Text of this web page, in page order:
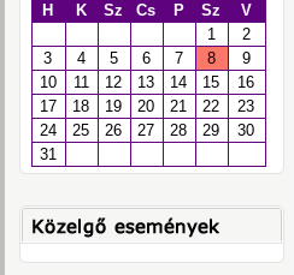
H K Sz Cs P Sz
V
1
2
3
4 5 6 7 8
9
10
11 12 13 14 15
16
17
18 19 20 21 22
23
24
25 26 27 28 29
30
31